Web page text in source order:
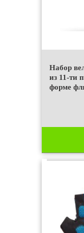
Набор
из 11-ти
форме